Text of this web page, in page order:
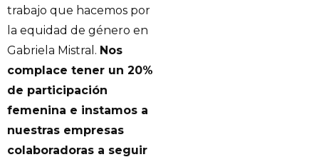
trabajo que hacemos por
la equidad de género en
Gabriela Mistral. Nos
complace tener un 20%
de participación
femenina e instamos a
nuestras empresas
colaboradoras a seguir